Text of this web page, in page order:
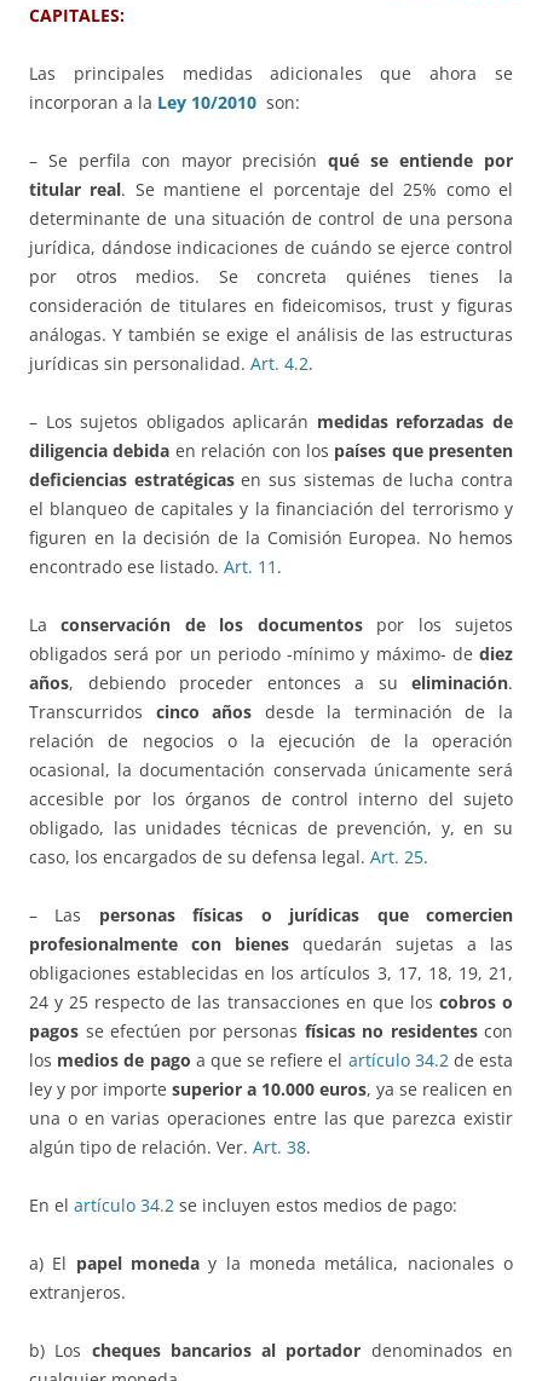
CAPITALES:
Las principales medidas adicionales que ahora se
incorporan a la Ley 10/2010 son:
– Se perfila con mayor precisiónqué se entiende por
titular real. Se mantiene el porcentaje del 25% como el
determinante de una situación de control de una persona
jurídica, dándose indicaciones de cuándo se ejerce control
por otros medios. Se concreta quiénes tienes la
consideración de titulares en fideicomisos, trust y figuras
análogas. Y también se exige el análisis de las estructuras
jurídicas sin personalidad. Art. 4.2.
– Los sujetos obligados aplicarán medidas reforzadas de
diligencia debida en relación con los países que presenten
deficiencias estratégicasen sus sistemas de lucha contra
el blanqueo de capitales y la financiación del terrorismo y
figuren en la decisión de la Comisión Europea. No hemos
encontrado ese listado. Art. 11 .
Laconservación de los documentos por los sujetos
obligados será por un periodo -mínimo y máximo- de diez
años, debiendo proceder entonces a su eliminación.
Transcurridos cinco años desde la terminación de la
relación de negocios o la ejecución de la operación
ocasional, la documentación conservada únicamente será
accesible por los órganos de control interno del sujeto
obligado, las unidades técnicas de prevención, y, en su
caso, los encargados de su defensa legal. Art. 25.
– Las personas físicas o jurídicas que comercien
profesionalmente con bienes quedarán sujetas a las
obligaciones establecidas en los artículos 3, 17, 18, 19, 21,
24 y 25 respecto de las transacciones en que los cobros o
pagos se efectúen por personas físicas no residentescon
los medios de pago a que se refiere el artículo 34.2de esta
ley y por importe superior a 10.000 euros, ya se realicen en
una o en varias operaciones entre las que parezca existir
algún tipo de relación. Ver. Art. 38.
En el artículo 34.2 se incluyen estos medios de pago:
a) El papel moneda y la moneda metálica, nacionales o
extranjeros.
b) Los cheques bancarios al portador denominados en